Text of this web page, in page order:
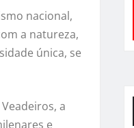
nacional,
a natureza,
única, se
a
e